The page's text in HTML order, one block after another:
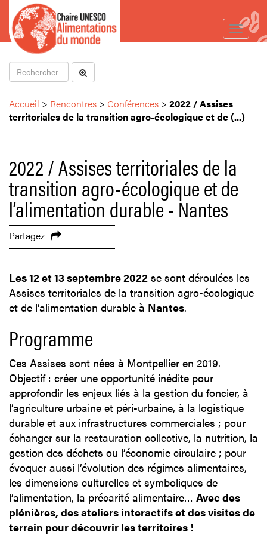
Toggle
Accueil > Rencontres > Conférences > 2022 / Assises
territoriales de la transition agro-écologique et de (...)
2022 / Assises territoriales de la
transition agro-écologique et de
l’alimentation durable - Nantes
Partagez
Les 12 et 13 septembre 2022 se sont déroulées les
Assises territoriales de la transition agro-écologique
et de l’alimentation durable à Nantes.
Programme
Ces Assises sont nées à Montpellier en 2019.
Objectif : créer une opportunité inédite pour
approfondir les enjeux liés à la gestion du foncier, à
l’agriculture urbaine et péri-urbaine, à la logistique
durable et aux infrastructures commerciales ; pour
échanger sur la restauration collective, la nutrition, la
gestion des déchets ou l’économie circulaire ; pour
évoquer aussi l’évolution des régimes alimentaires,
les dimensions culturelles et symboliques de
l’alimentation, la précarité alimentaire… Avec des
plénières, des ateliers interactifs et des visites de
terrain pour découvrir les territoires !